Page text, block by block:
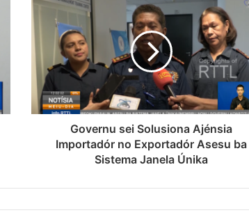
Governu sei Solusiona Ajénsia
Importadór no Exportadór Asesu ba
Sistema Janela Únika